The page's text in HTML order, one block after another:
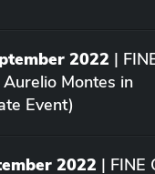
2022 |
Montes in
Event)
2022 | FINE